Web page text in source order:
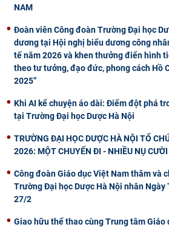
NAM
Đoàn viên Công đoàn Trường Đại học
dương tại Hội nghị biểu dương công
tế năm 2026 và khen thưởng điển hình
theo tư tưởng, đạo đức, phong cách Hồ
2025”
Khi AI kể chuyện áo dài: Điểm đột phá
tại Trường Đại học Dược Hà Nội
TRƯỜNG ĐẠI HỌC DƯỢC HÀ NỘI TỔ
2026: MỘT CHUYẾN ĐI - NHIỀU NỤ CƯỜI
Công đoàn Giáo dục Việt Nam thăm và
Trường Đại học Dược Hà Nội nhân Ngày
27/2
Giao hữu thể thao cùng Trung tâm Giáo